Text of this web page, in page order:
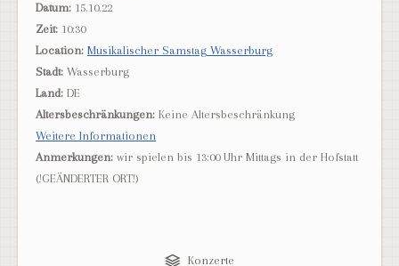
Datum: 15.10.22
Zeit: 10:30
Location: Musikalischer Samstag Wasserburg
Stadt: Wasserburg
Land: DE
Altersbeschränkungen: Keine Altersbeschränkung
Weitere Informationen
Anmerkungen: wir spielen bis 13:00 Uhr Mittags in der Hofstatt
(!GEÄNDERTER ORT!)
Konzerte